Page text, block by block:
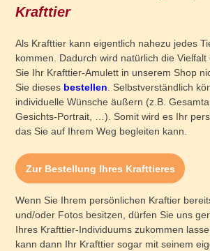
Krafttier
Als Krafttier kann eigentlich nahezu jedes
kommen. Dadurch wird natürlich die
Sie Ihr Krafttier-Amulett in unserem Shop
Sie dieses bestellen. Selbstverständlich
individuelle Wünsche äußern (z.B.
Gesichts-Portrait, …). Somit wird es Ihr
das Sie auf Ihrem Weg begleiten kann.
Zur Bestellung Ihres Krafttieres
Wenn Sie Ihrem persönlichen Kraftier
und/oder Fotos besitzen, dürfen Sie uns
Ihres Krafttier-Individuums zukommen
kann dann Ihr Krafttier sogar mit seinem